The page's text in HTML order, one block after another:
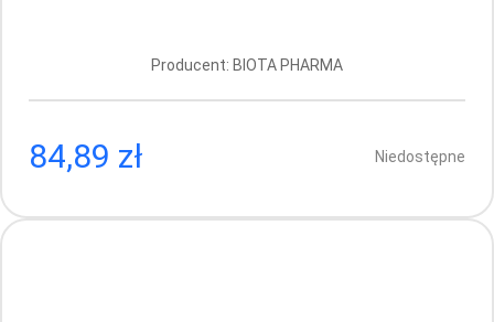
Nutraxin Beauty Collagen Plus, 15 x 50 ml
Producent: BIOTA PHARMA
84,89 zł Niedostępne